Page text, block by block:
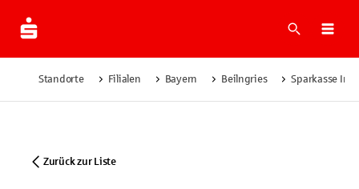
Suche
Standorte Filialen Bayern Beilngries Sparkasse
Zurück zur Liste